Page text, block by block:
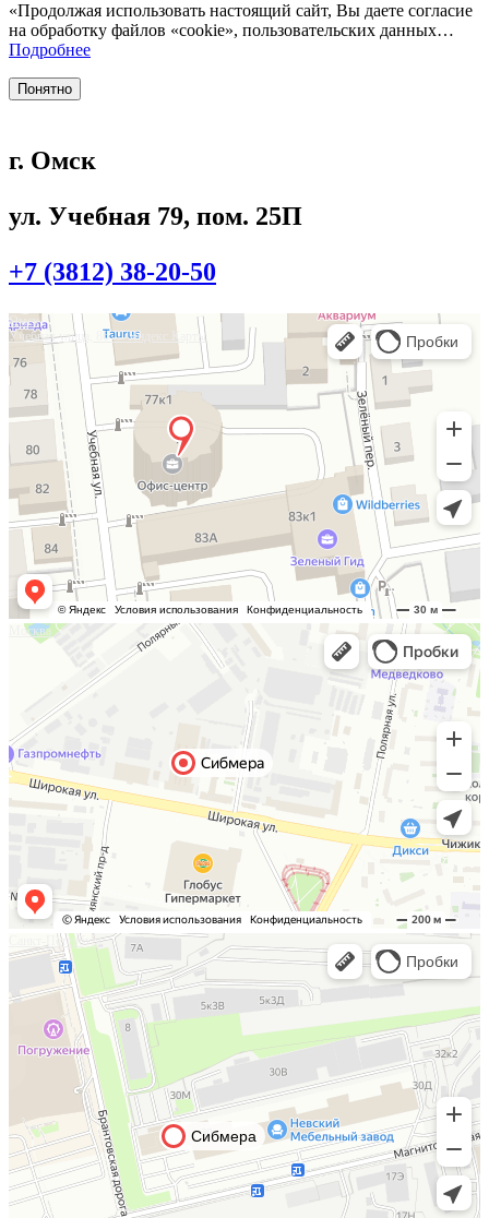
«Продолжая использовать настоящий сайт, Вы даете согласие
на обработку файлов «cookie», пользовательских данных…
Подробнее
Понятно
г. Омск
ул. Учебная 79, пом. 25П
+7 (3812) 38-20-50
Омск
Учебная улица, 86 — Яндекс.Карты
Москва
Санкт-Петербург